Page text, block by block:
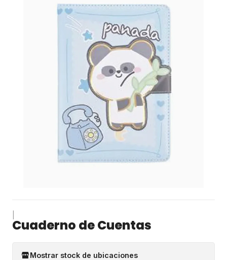
Cuaderno de Cuentas
Mostrar stock de ubicaciones